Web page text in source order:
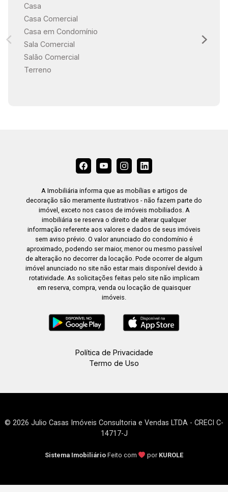
Casa
Casa Comercial
Casa em Condomínio
Sala Comercial
Salão Comercial
Terreno
A Imobiliária informa que as mobílias e artigos de
decoração são meramente ilustrativos - não fazem parte do
imóvel, exceto nos casos de imóveis mobiliados. A
imobiliária se reserva o direito de alterar qualquer
informação referente aos valores e dados de seus imóveis
sem aviso prévio. O valor anunciado do condomínio é
aproximado, podendo ser maior, menor ou mesmo passível
de alteração no decorrer da locação. Pode ocorrer de algum
imóvel anunciado no site não estar mais disponível devido à
rotatividade. As solicitações feitas pelo site não implicam
em reserva, compra, venda ou locação de quaisquer
imóveis.
Política de Privacidade
Termo de Uso
© 2026 Julio Casas Imóveis Consultoria e Vendas LTDA - CRECI C-
14717-J
Sistema Imobiliário Feito com por KUROLE